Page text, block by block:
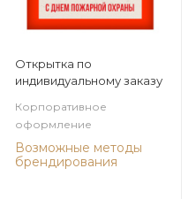
Открытка по
индивидуальному заказу
Корпоративное
оформление
Возможные методы
брендирования